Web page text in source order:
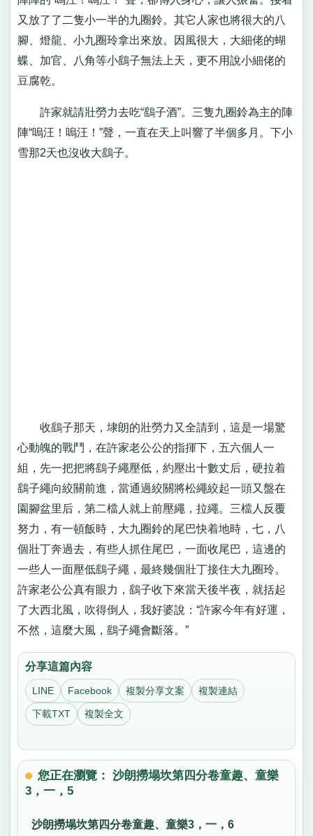
又放了了二隻小一半的九圈鈴。其它人家也將很大的八
腳、燈龍、小九圈玲拿出來放。因風很大，大細佬的蝴
蝶、加官、八角等小鷂子無法上天，更不用說小細佬的
豆腐乾。
許家就請壯勞力去吃“鷂子酒”。三隻九圈鈴為主的陣
陣“嗚汪！嗚汪！”聲，一直在天上叫響了半個多月。下小
雪那2天也沒收大鷂子。
收鷂子那天，埭朗的壯勞力又全請到，這是一場驚
心動魄的戰鬥，在許家老公公的指揮下，五六個人一
組，先一把把將鷂子繩壓低，約壓出十數丈后，硬拉着
鷂子繩向絞關前進，當通過絞關將松繩絞起一頭又盤在
園腳盆里后，第二檔人就上前壓繩，拉繩。三檔人反覆
努力，有一頓飯時，大九圈鈴的尾巴快着地時，七，八
個壯丁奔過去，有些人抓住尾巴，一面收尾巴，這邊的
一些人一面壓低鷂子繩，最終幾個壯丁接住大九圈玲。
許家老公公真有眼力，鷂子收下來當天後半夜，就括起
了大西北風，吹得倒人，我好婆說：“許家今年有好運，
不然，這麼大風，鷂子繩會斷落。”
分享這篇內容
LINE Facebook 複製分享文案 複製連結
下載TXT 複製全文
您正在瀏覽： 沙朗撈塌坎第四分卷童趣、童樂
3，一，5
沙朗撈塌坎第四分卷童趣、童樂3，一，6